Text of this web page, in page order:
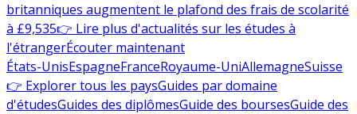
britanniques augmentent le plafond des frais de scolarité
à £9,535👉 Lire plus d'actualités sur les études à
l'étrangerÉcouter maintenant
États-UnisEspagneFranceRoyaume-UniAllemagneSuisse
👉 Explorer tous les paysGuides par domaine
d'étudesGuides des diplômesGuide des boursesGuide des